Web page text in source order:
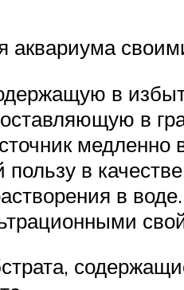
аквариума
в
в
в
в воде.